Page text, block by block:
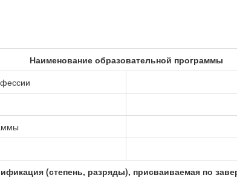
Наименование образовательной программы
(степень, разряды), присваиваемая по